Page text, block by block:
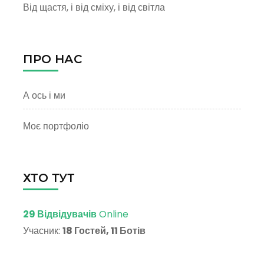
Від щастя, і від сміху, і від світла
ПРО НАС
А ось і ми
Моє портфоліо
ХТО ТУТ
29 ВідвідувачівOnline
Учасник: 18 Гостей, 11 Ботів